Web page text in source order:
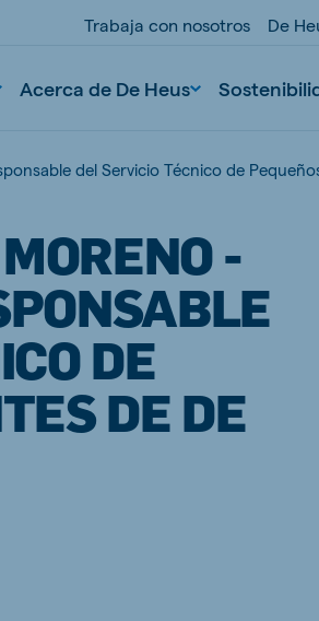
Trabaja con nosotros De
Acerca de De Heus
del Servicio Técnico de
-
DE
DE DE